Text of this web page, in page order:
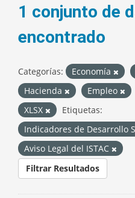
1 conjunto de
encontrado
Categorías: Economía
Hacienda
Empleo
XLSX
Etiquetas:
Indicadores de Desarrollo
Aviso Legal del ISTAC
Filtrar Resultados